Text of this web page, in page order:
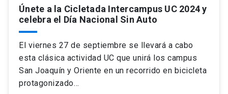
Únete a la Cicletada Intercampus UC 2024 y
celebra el Día Nacional Sin Auto
El viernes 27 de septiembre se llevará a cabo
esta clásica actividad UC que unirá los campus
San Joaquín y Oriente en un recorrido en bicicleta
protagonizado…